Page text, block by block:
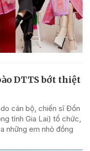
DTTS bớt thiệt
cán bộ, chiến sĩ Đồn
tỉnh Gia Lai) tổ chức,
những em nhỏ đồng